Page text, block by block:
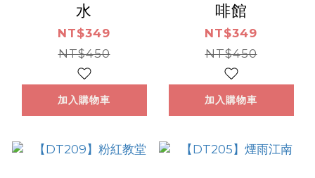
水
NT$349
NT$450
加入購物車
啡館
NT$349
NT$450
加入購物車